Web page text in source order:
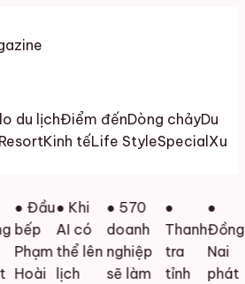
du lịchĐiểm đếnDòng chảyDu
Kinh tếLife StyleSpecial Xu
● Đầu
bếp
Phạm
Hoài
● Khi
AI có
thể lên
lịch
● 570
doanh
nghiệp
sẽ làm
●
Thanh
tra
tỉnh
●
Đồng
Nai
phát